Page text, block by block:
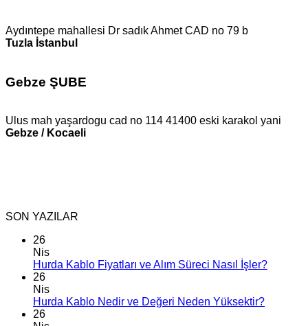
Aydıntepe mahallesi Dr sadık Ahmet CAD no 79 b
Tuzla İstanbul
Gebze ŞUBE
Ulus mah yaşardogu cad no 114 41400 eski karakol yani
Gebze / Kocaeli
SON YAZILAR
26
Nis
Hurda Kablo Fiyatları ve Alım Süreci Nasıl İşler?
26
Nis
Hurda Kablo Nedir ve Değeri Neden Yüksektir?
26